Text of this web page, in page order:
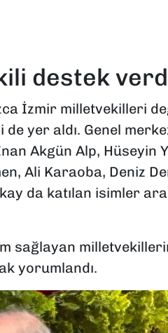
destek
İzmir milletvekilleri
yer aldı. Genel
Akgün Alp, Hüseyin
Ali Karaoba, Deniz
da katılan isimler
sağlayan
yorumlandı.